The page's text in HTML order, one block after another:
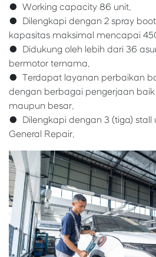
● Working capacity 86 unit.
● Dilengkapi dengan 2 spray
kapasitas maksimal mencapai
● Didukung oleh lebih dari 36
bermotor ternama.
● Terdapat layanan perbaikan
dengan berbagai pengerjaan
maupun besar.
● Dilengkapi dengan 3 (tiga) stall
General Repair.